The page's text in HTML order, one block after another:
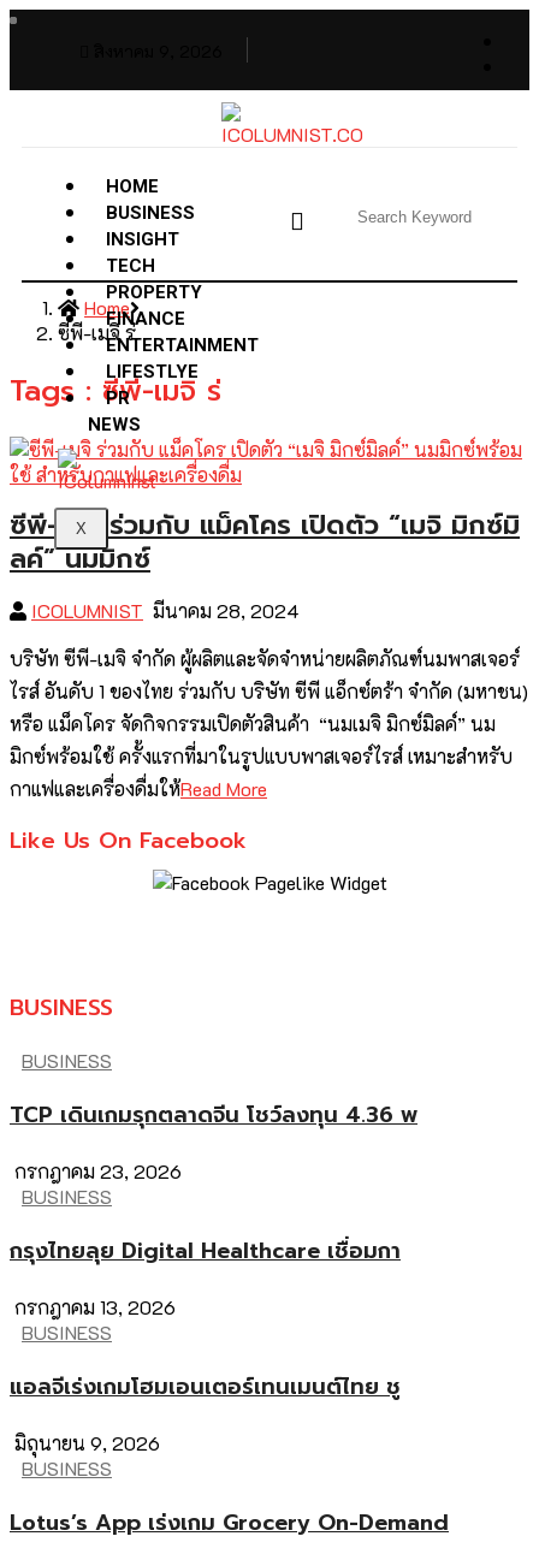
HOME
BUSINESS
INSIGHT
TECH
PROPERTY
FINANCE
ENTERTAINMENT
LIFESTLYE
PR
NEWS
X
Home
ซีพี-เมจิ ร่
Tags : ซีพี-เมจิ ร่
ซีพี-เมจิ ร่วมกับ แม็คโคร เปิดตัว “เมจิ มิกซ์มิ
ลค์” นมมิกซ์
ICOLUMNIST มีนาคม 28, 2024
บริษัท ซีพี-เมจิ จำกัด ผู้ผลิตและจัดจำหน่ายผลิตภัณฑ์นมพาสเจอร์
ไรส์ อันดับ 1 ของไทย ร่วมกับ บริษัท ซีพี แอ็กซ์ตร้า จำกัด (มหาชน)
หรือ แม็คโคร จัดกิจกรรมเปิดตัวสินค้า “นมเมจิ มิกซ์มิลค์” นม
มิกซ์พร้อมใช้ ครั้งแรกที่มาในรูปแบบพาสเจอร์ไรส์ เหมาะสำหรับ
กาแฟและเครื่องดื่มให้Read More
Like Us On Facebook
BUSINESS
BUSINESS
TCP เดินเกมรุกตลาดจีน โชว์ลงทุน 4.36 พ
กรกฎาคม 23, 2026
BUSINESS
กรุงไทยลุย Digital Healthcare เชื่อมกา
กรกฎาคม 13, 2026
BUSINESS
แอลจีเร่งเกมโฮมเอนเตอร์เทนเมนต์ไทย ชู
มิถุนายน 9, 2026
BUSINESS
Lotus’s App เร่งเกม Grocery On-Demand